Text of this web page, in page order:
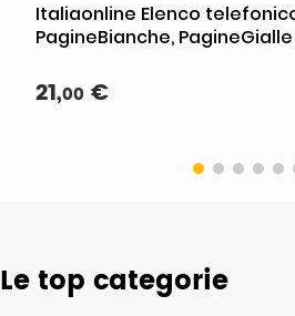
Italiaonline Elenco
PagineBianche,
21,00 €
Le top categorie